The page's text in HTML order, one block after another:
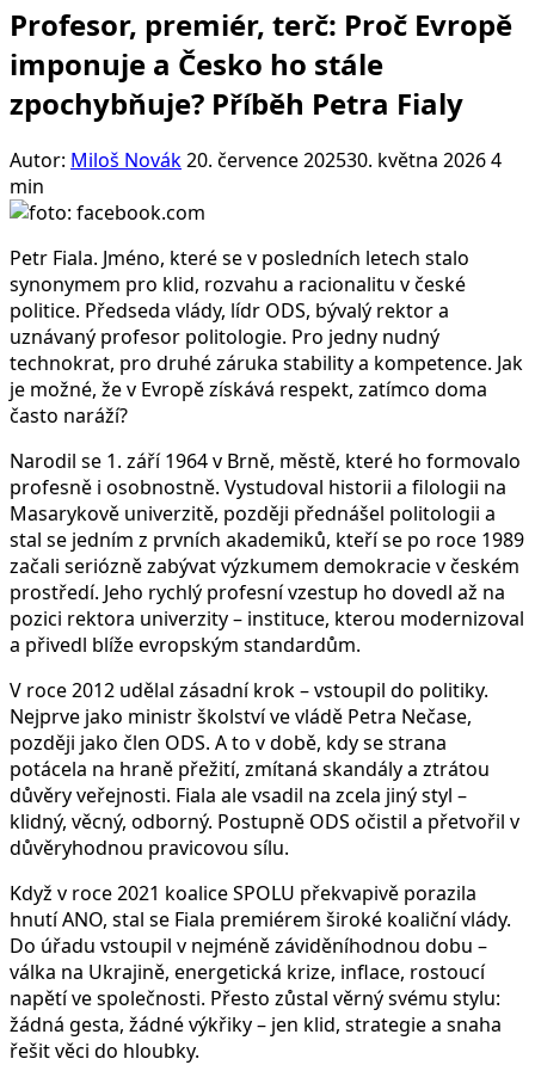
Profesor, premiér, terč: Proč Evropě
imponuje a Česko ho stále
zpochybňuje? Příběh Petra Fialy
Autor: Miloš Novák20. července 202530. května 20264
min
Petr Fiala. Jméno, které se v posledních letech stalo
synonymem pro klid, rozvahu a racionalitu v české
politice. Předseda vlády, lídr ODS, bývalý rektor a
uznávaný profesor politologie. Pro jedny nudný
technokrat, pro druhé záruka stability a kompetence. Jak
je možné, že v Evropě získává respekt, zatímco doma
často naráží?
Narodil se 1. září 1964 v Brně, městě, které ho formovalo
profesně i osobnostně. Vystudoval historii a filologii na
Masarykově univerzitě, později přednášel politologii a
stal se jedním z prvních akademiků, kteří se po roce 1989
začali seriózně zabývat výzkumem demokracie v českém
prostředí. Jeho rychlý profesní vzestup ho dovedl až na
pozici rektora univerzity – instituce, kterou modernizoval
a přivedl blíže evropským standardům.
V roce 2012 udělal zásadní krok – vstoupil do politiky.
Nejprve jako ministr školství ve vládě Petra Nečase,
později jako člen ODS. A to v době, kdy se strana
potácela na hraně přežití, zmítaná skandály a ztrátou
důvěry veřejnosti. Fiala ale vsadil na zcela jiný styl –
klidný, věcný, odborný. Postupně ODS očistil a přetvořil v
důvěryhodnou pravicovou sílu.
Když v roce 2021 koalice SPOLU překvapivě porazila
hnutí ANO, stal se Fiala premiérem široké koaliční vlády.
Do úřadu vstoupil v nejméně záviděníhodnou dobu –
válka na Ukrajině, energetická krize, inflace, rostoucí
napětí ve společnosti. Přesto zůstal věrný svému stylu:
žádná gesta, žádné výkřiky – jen klid, strategie a snaha
řešit věci do hloubky.